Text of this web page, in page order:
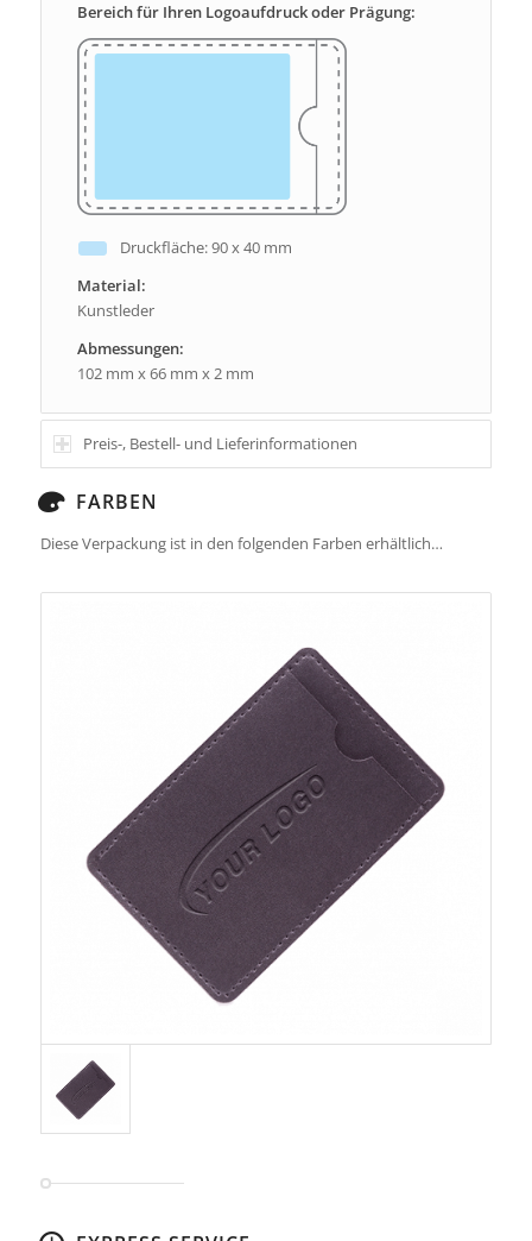
Bereich für Ihren Logoaufdruck oder Prägung:
Druckfläche: 90 x 40 mm
Material:
Kunstleder
Abmessungen:
102 mm x 66 mm x 2 mm
Preis-, Bestell- und Lieferinformationen
FARBEN
Diese Verpackung ist in den folgenden Farben erhältlich…